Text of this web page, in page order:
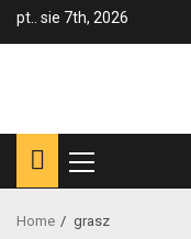
Skippt.. sie 7th, 2026
Menu
Home grasz